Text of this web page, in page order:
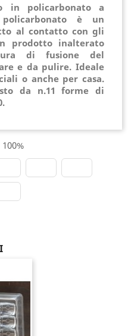
in policarbonato a
è un
al contatto con gli
prodotto inalterato
di fusione del
e da pulire. Ideale
o anche per casa.
da n.11 forme di